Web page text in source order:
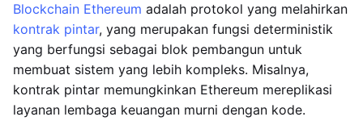
Blockchain Ethereum adalah protokol yang melahirkan
kontrak pintar, yang merupakan fungsi deterministik
yang berfungsi sebagai blok pembangun untuk
membuat sistem yang lebih kompleks. Misalnya,
kontrak pintar memungkinkan Ethereum mereplikasi
layanan lembaga keuangan murni dengan kode.